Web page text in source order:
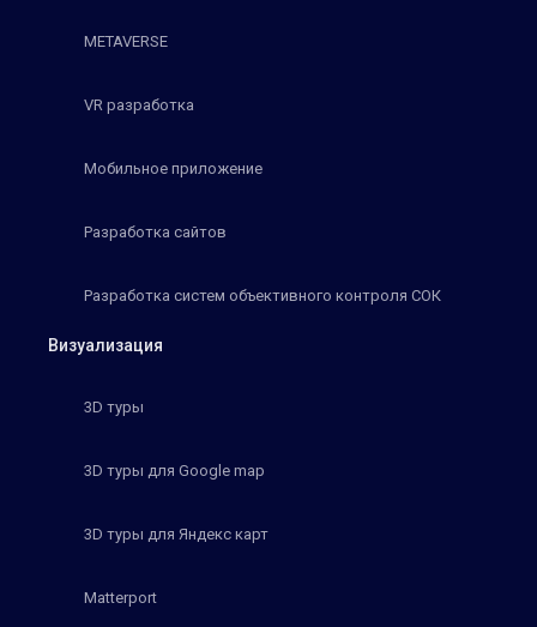
METAVERSE
VR разработка
Мобильное приложение
Разработка сайтов
Разработка систем объективного контроля СОК
Визуализация
3D туры
3D туры для Google map
3D туры для Яндекс карт
Matterport